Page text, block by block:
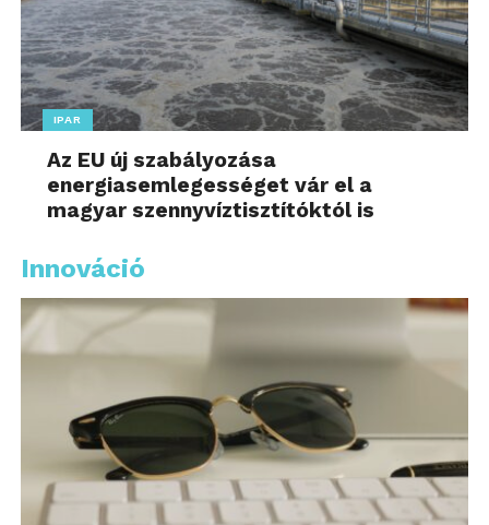
IPAR
Az EU új szabályozása
energiasemlegességet vár el a
magyar szennyvíztisztítóktól is
Innováció